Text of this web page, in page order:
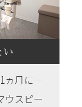
ヵ月に一
ウスピー